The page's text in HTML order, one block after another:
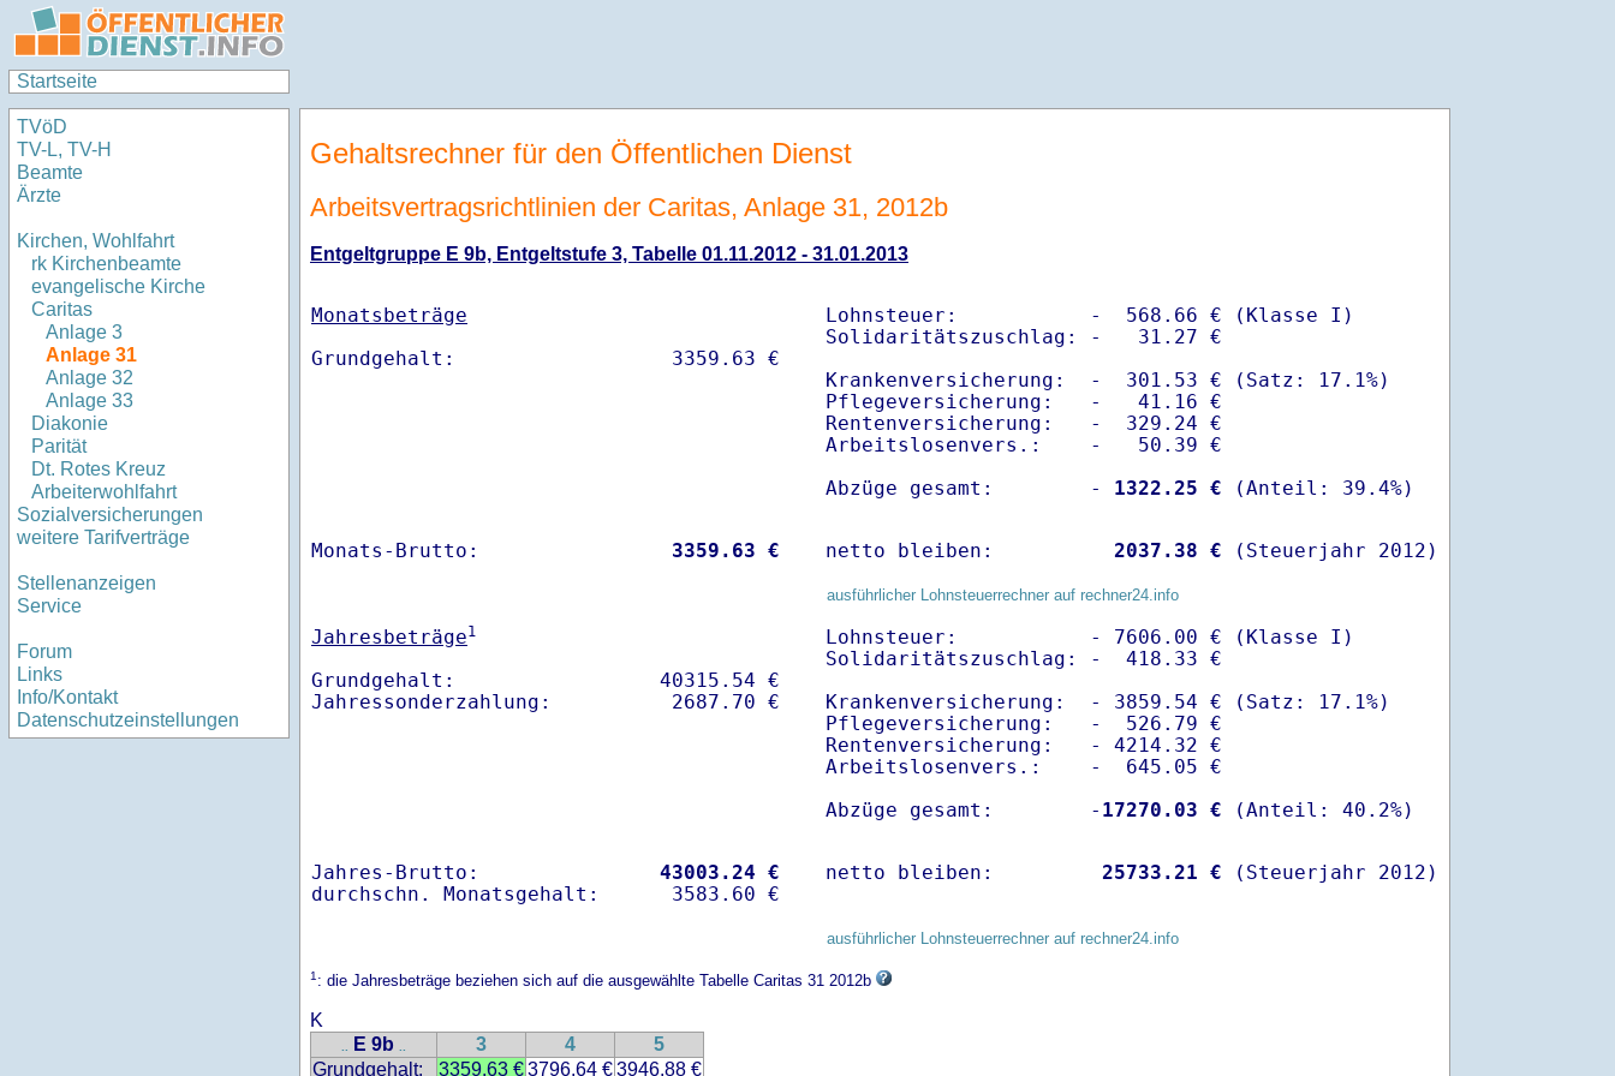
Startseite
TVöD
TV-L, TV-H
Beamte
Ärzte
Kirchen, Wohlfahrt
rk Kirchenbeamte
evangelische Kirche
Caritas
Anlage 3
Anlage 31
Anlage 32
Anlage 33
Diakonie
Parität
Dt. Rotes Kreuz
Arbeiterwohlfahrt
Sozialversicherungen
weitere Tarifverträge
Stellenanzeigen
Service
Forum
Links
Info/Kontakt
Datenschutzeinstellungen
Gehaltsrechner für den Öffentlichen Dienst
Arbeitsvertragsrichtlinien der Caritas, Anlage 31, 2012b
Entgeltgruppe E 9b, Entgeltstufe 3, Tabelle 01.11.2012 - 31.01.2013
Monatsbeträge
Lohnsteuer:           -  568.66 € (Klasse I)
Solidaritätszuschlag: -   31.27 €
Krankenversicherung:  -  301.53 € (Satz: 17.1%)
Pflegeversicherung:   -   41.16 €
Rentenversicherung:   -  329.24 €
Arbeitslosenvers.:    -   50.39 €
Abzüge gesamt:        -
1322.25 €
Monats-Brutto: 3359.63 € netto bleiben: 2037.38 € (Steuerjahr 2012)
ausführlicher Lohnsteuerrechner auf rechner24.info
Jahresbeträge1
Grundgehalt:                 40315.54 €
Lohnsteuer:           - 7606.00 € (Klasse I)
Solidaritätszuschlag: -  418.33 €
Krankenversicherung:  - 3859.54 € (Satz: 17.1%)
Pflegeversicherung:   -  526.79 €
Rentenversicherung:   - 4214.32 €
Arbeitslosenvers.:    -  645.05 €
Abzüge gesamt:        - 17270.03 €
Jahres-Brutto: 43003.24 €
netto bleiben: 25733.21 € (Steuerjahr 2012)
ausführlicher Lohnsteuerrechner auf rechner24.info
1: die Jahresbeträge beziehen sich auf die ausgewählte Tabelle Caritas 31 2012b
K
.. E 9b .. 3 4
5
Grundgehalt:
3359.63 €3796.64 €3946.88 €